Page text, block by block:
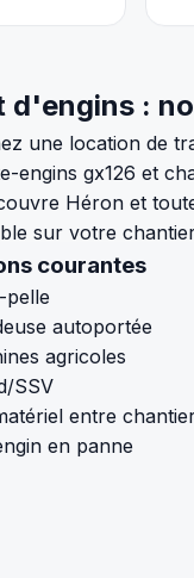
d'engins :
une location de
engins gx126 et
Héron et
sur votre
courantes
pelle
autoportée
agricoles
SSV
entre
en panne